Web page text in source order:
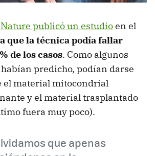
Nature publicó un estudioen el
que la técnica podía fallar
de los casos. Como algunos
predicho, podían darse
el material mitocondrial
y el material trasplantado
fuera muy poco).
que apenas